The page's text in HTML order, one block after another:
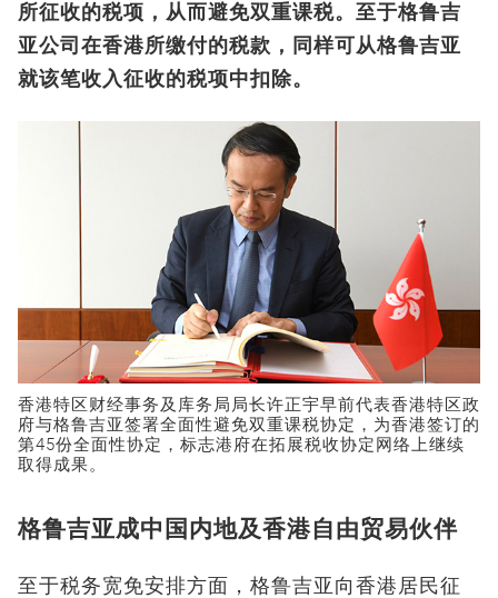
所征收的税项，从而避免双重课税。至于格鲁吉
亚公司在香港所缴付的税款，同样可从格鲁吉亚
就该笔收入征收的税项中扣除。
香港特区财经事务及库务局局长许正宇早前代表香港特区政
府与格鲁吉亚签署全面性避免双重课税协定，为香港签订的
第45份全面性协定，标志港府在拓展税收协定网络上继续
取得成果。
格鲁吉亚成中国内地及香港自由贸易伙伴
至于税务宽免安排方面，格鲁吉亚向香港居民征